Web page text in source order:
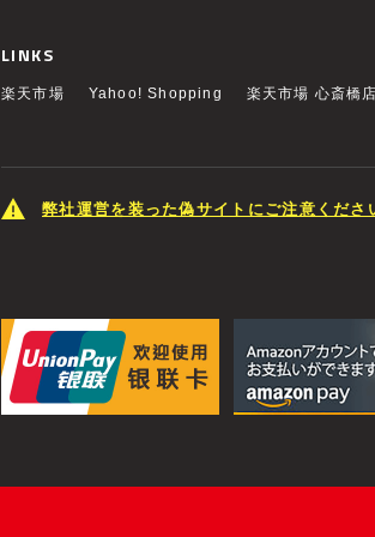
LINKS
楽天市場 Yahoo! Shopping 楽天市場 心斎橋
弊社運営を装った偽サイトにご注意くださ